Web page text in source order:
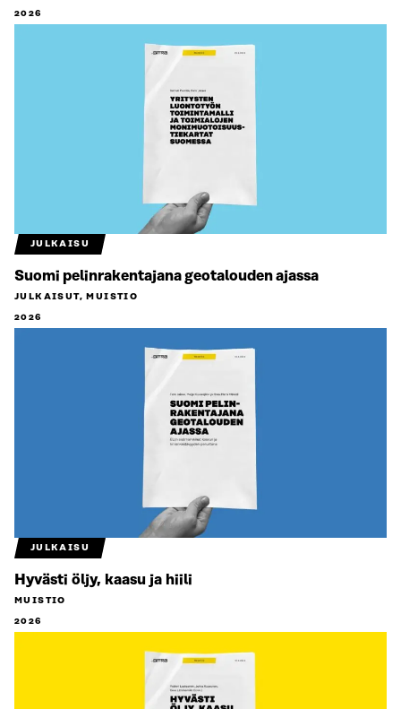
2026
JULKAISU
Suomi pelinrakentajana geotalouden ajassa
JULKAISUT, MUISTIO
2026
JULKAISU
Hyvästi öljy, kaasu ja hiili
MUISTIO
2026